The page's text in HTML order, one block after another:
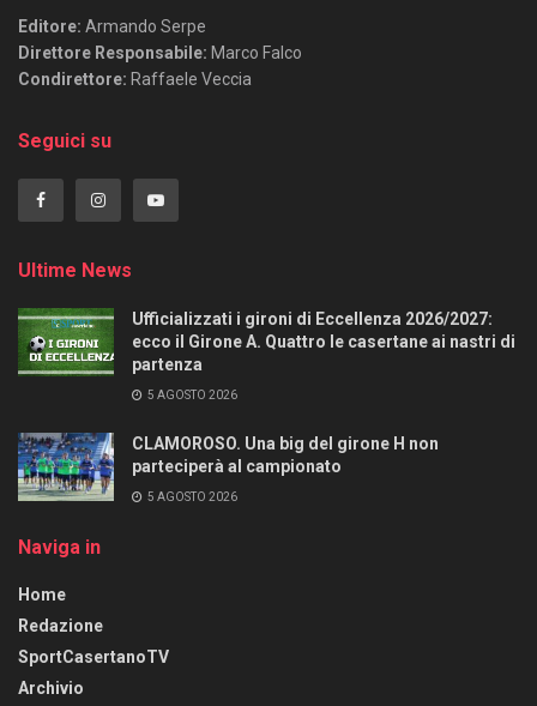
Editore: Armando Serpe
Direttore Responsabile: Marco Falco
Condirettore: Raffaele Veccia
Seguici su
Ultime News
Ufficializzati i gironi di Eccellenza 2026/2027:
ecco il Girone A. Quattro le casertane ai nastri di
partenza
5 AGOSTO 2026
CLAMOROSO. Una big del girone H non
parteciperà al campionato
5 AGOSTO 2026
Naviga in
Home
Redazione
SportCasertanoTV
Archivio